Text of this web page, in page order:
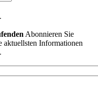
Abonnieren Sie
aktuellsten Informationen